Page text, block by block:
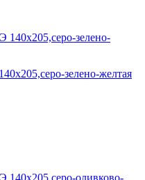
зелено-желтая